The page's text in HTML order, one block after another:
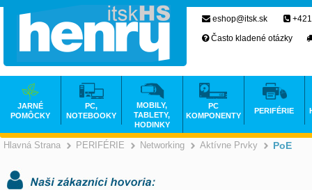
Hlavná Strana PERIFÉRIE Networking Aktívne Prvky PoE
eshop@itsk.sk
Často kladené otázky
JARNÉ
POMÔCKY
PC,
NOTEBOOKY
MOBILY,
TABLETY,
HODINKY
PC
KOMPONENTY
PERIFÉRIE